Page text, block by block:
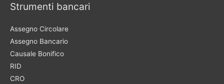
Strumenti bancari
Assegno Circolare
Assegno Bancario
Causale Bonifico
RID
CRO